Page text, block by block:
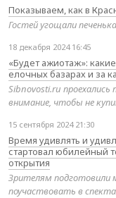
Показываем, как в
Гостей угощали
18 декабря 2024 16:45
«Будет ажиотаж»:
елочных базарах и за
Sibnovosti.ru
внимание, чтобы не
15 сентября 2024 21:30
Время удивлять и
стартовал юбилейный
открытия
Зрителям подготовили
поучаствовать в